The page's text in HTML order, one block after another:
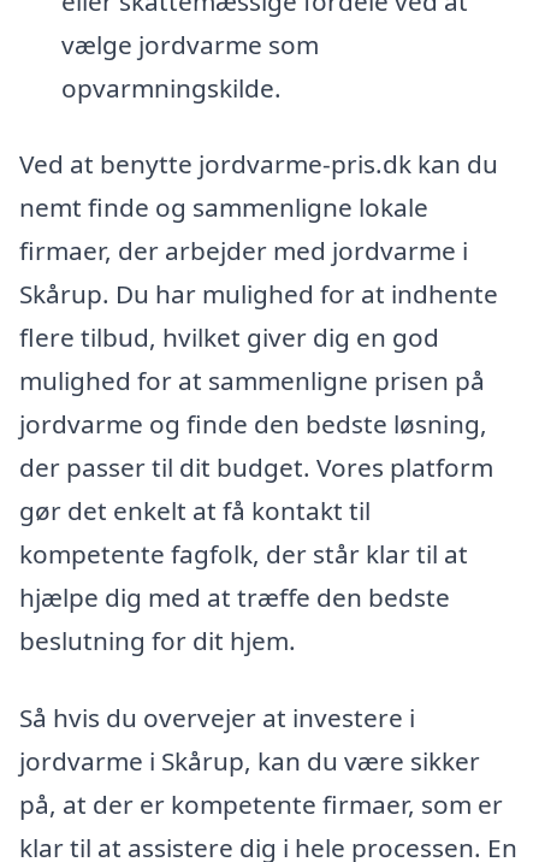
vælge jordvarme som
opvarmningskilde.
Ved at benytte jordvarme-pris.dk kan du
nemt finde og sammenligne lokale
firmaer, der arbejder med jordvarme i
Skårup. Du har mulighed for at indhente
flere tilbud, hvilket giver dig en god
mulighed for at sammenligne prisen på
jordvarme og finde den bedste løsning,
der passer til dit budget. Vores platform
gør det enkelt at få kontakt til
kompetente fagfolk, der står klar til at
hjælpe dig med at træffe den bedste
beslutning for dit hjem.
Så hvis du overvejer at investere i
jordvarme i Skårup, kan du være sikker
på, at der er kompetente firmaer, som er
klar til at assistere dig i hele processen. En